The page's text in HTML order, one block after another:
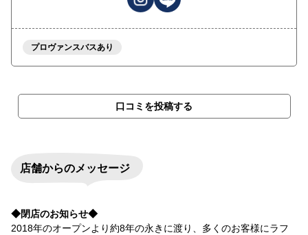
プロヴァンスバスあり
口コミを投稿する
店舗からのメッセージ
◆閉店のお知らせ◆
2018年のオープンより約8年の永きに渡り、多くのお客様にラフ